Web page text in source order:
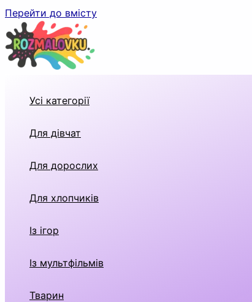
Перейти до вмісту
Усі категорії
Для дівчат
Для дорослих
Для хлопчиків
Із ігор
Із мультфільмів
Тварин